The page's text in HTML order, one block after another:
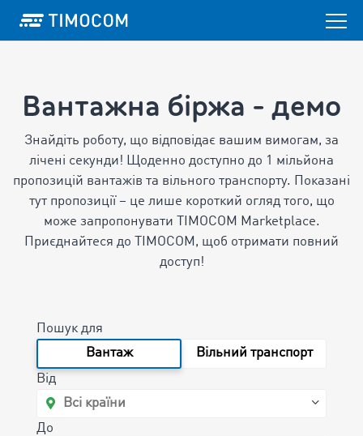
Вантажна біржа - демо
Знайдіть роботу, що відповідає вашим вимогам, за
лічені секунди! Щоденно доступно до 1 мільйона
пропозицій вантажів та вільного транспорту.
Показані
тут пропозиції – це лише короткий огляд того, що
може запропонувати TIMOCOM Marketplace.
Приєднайтеся до TIMOCOM, щоб отримати повний
доступ!
Пошук для
Вантаж
Вільний транспорт
Від
До